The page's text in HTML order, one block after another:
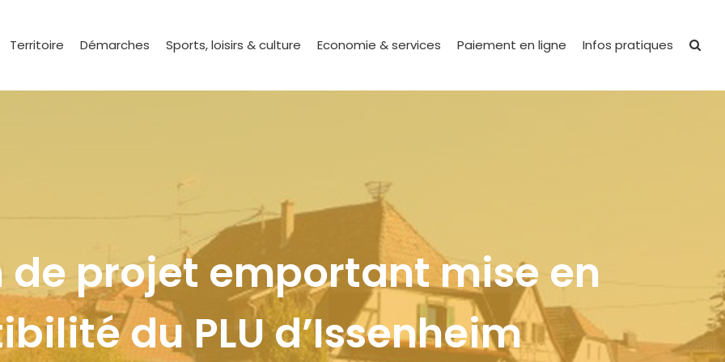
Territoire Démarches Sports, loisirs & culture Economie & services Paiement en ligne Infos pratiques
projet emportant mise en
du PLU d’Issenheim